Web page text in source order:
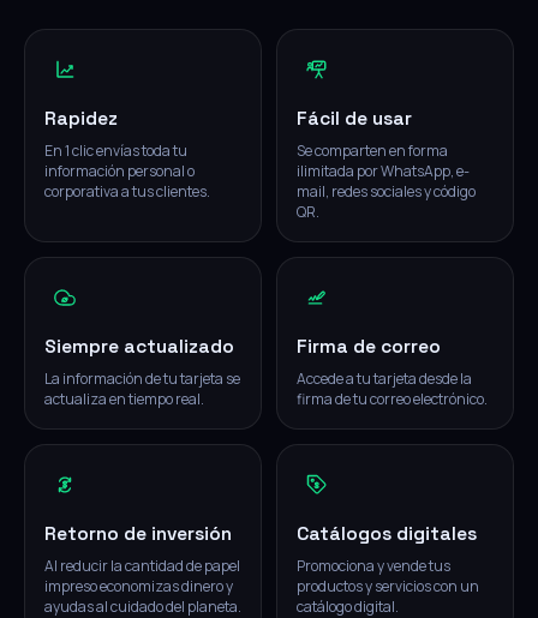
Rapidez
En 1 clic envías toda tu
información personal o
corporativa a tus clientes.
Fácil de usar
Se comparten en forma
ilimitada por WhatsApp, e-
mail, redes sociales y código
QR.
Siempre actualizado
La información de tu tarjeta se
actualiza en tiempo real.
Firma de correo
Accede a tu tarjeta desde la
firma de tu correo electrónico.
Retorno de inversión
Al reducir la cantidad de papel
impreso economizas dinero y
ayudas al cuidado del planeta.
Catálogos digitales
Promociona y vende tus
productos y servicios con un
catálogo digital.